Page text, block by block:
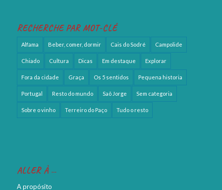
RECHERCHE PAR MOT-CLÉ
Alfama Beber, comer, dormir Cais do Sodré Campolide
Chiado Cultura Dicas Em destaque Explorar
Fora da cidade Graça Os 5 sentidos Pequena historia
Portugal Resto do mundo Saõ Jorge Sem categoria
Sobre o vinho Terreiro do Paço Tudo o resto
ALLER À …
A propósito